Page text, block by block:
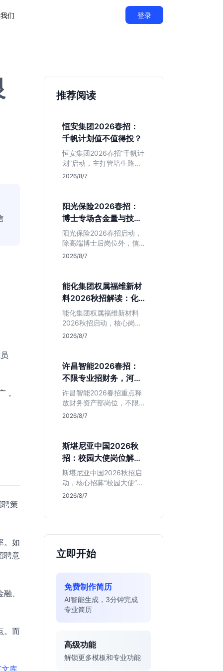
们 登录
，
聘策
。如
聘意
、
。而
库
推荐阅读
恒安集团2026春招：
千帆计划值不值得投？
恒安集团2026春招“千帆计
划”启动，主打管培生路
线。本文解析老牌快消巨
限，帮你判断是否值得投
递。
2026/8/7
阳光保险2026春招：
博士专场含金量与技术
岗捡漏指南
阳光保险2026春招启动，
除高端博士后岗位外，信
息技术部释放大量Java、
技术岗需求与投递价值，
助你快速判断是否值得
投。
2026/8/7
能化集团权属福维新材
料2026秋招解读：化
工材料生必看
能化集团权属福维新材料
2026秋招启动，核心岗位
集中在福建永安。本文解
点限制，助理工科生判断
是否值得投递。
2026/8/7
许昌智能2026春招：
不限专业招财务，河南
本地生值得冲吗？
许昌智能2026春招重点释
放财务资产部岗位，不限
专业。作为河南本地老牌
在本地积累工业场景经验
的应届生。
2026/8/7
斯堪尼亚中国2026秋
招：校园大使岗位解读
与投递指南
斯堪尼亚中国2026秋招启
动，核心招募“校园大使”而
非技术管培生。本文解析
你判断是否值得投递。
2026/8/7
立即开始
免费制作简历
AI智能生成，3分钟完成
专业简历
高级功能
解锁更多模板和专业功能